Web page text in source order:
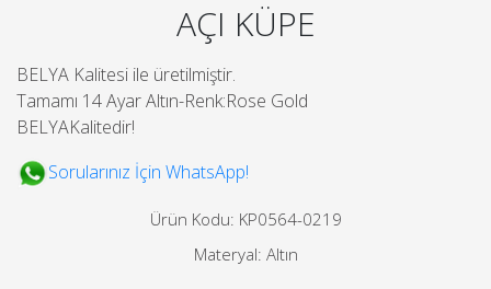
AÇI KÜPE
BELYA Kalitesi ile üretilmiştir.
Tamamı 14 Ayar Altın-Renk:Rose Gold
BELYAKalitedir!
Sorularınız İçin WhatsApp!
Ürün Kodu: KP0564-0219
Materyal: Altın